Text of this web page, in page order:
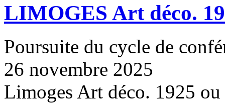
LIMOGES Art déco.
Poursuite du cycle de
26 novembre 2025
Limoges Art déco. 1925